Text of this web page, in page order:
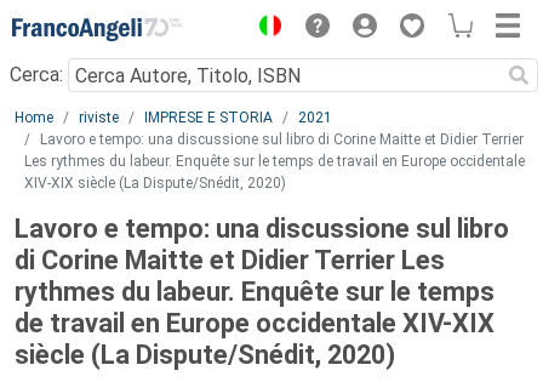
Menu
Cerca:
Main content
Home riviste IMPRESE E STORIA
2021
Lavoro e tempo: una discussione sul libro di Corine Maitte et Didier Terrier
Les rythmes du labeur. Enquête sur le temps de travail en Europe occidentale
XIV-XIX siècle (La Dispute/Snédit, 2020)
Lavoro e tempo: una discussione sul libro
di Corine Maitte et Didier Terrier Les
rythmes du labeur. Enquête sur le temps
de travail en Europe occidentale XIV-XIX
siècle (La Dispute/Snédit, 2020)